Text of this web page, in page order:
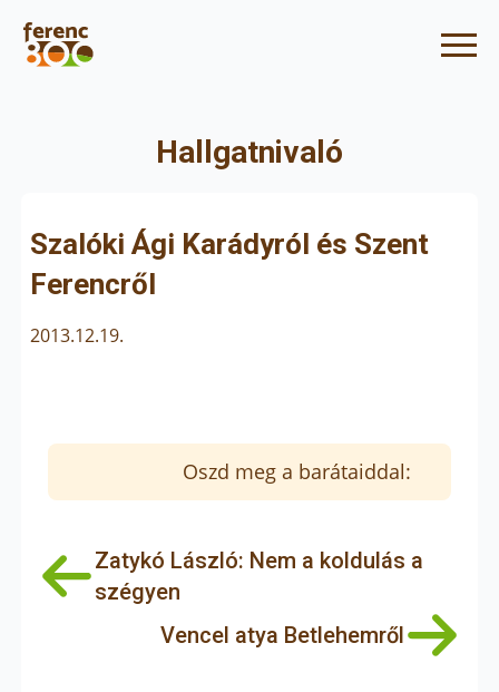
Hallgatnivaló
Szalóki Ági Karádyról és Szent
Ferencről
2013.12.19.
Oszd meg a barátaiddal:
Zatykó László: Nem a koldulás a
szégyen
Vencel atya Betlehemről